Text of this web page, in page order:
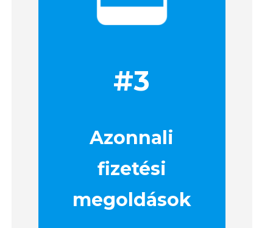
#3
Azonnali
fizetési
megoldások